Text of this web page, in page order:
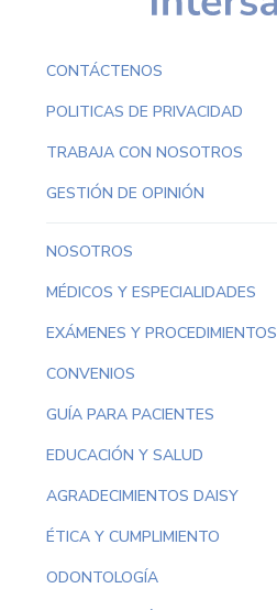
CONTÁCTENOS
POLITICAS DE PRIVACIDAD
TRABAJA CON NOSOTROS
GESTIÓN DE OPINIÓN
NOSOTROS
MÉDICOS Y ESPECIALIDADES
EXÁMENES Y PROCEDIMIENTOS
CONVENIOS
GUÍA PARA PACIENTES
EDUCACIÓN Y SALUD
AGRADECIMIENTOS DAISY
ÉTICA Y CUMPLIMIENTO
ODONTOLOGÍA